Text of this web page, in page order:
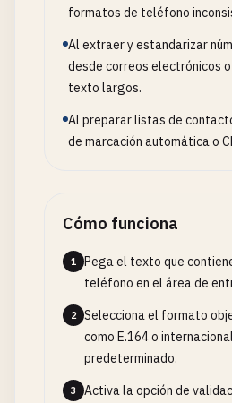
formatos de teléfono
Al extraer y estandarizar
desde correos electrónicos
texto largos.
Al preparar listas de
de marcación automática o
Cómo funciona
1
Pega el texto que
teléfono en el área de
2
Selecciona el formato
como E.164 o
predeterminado.
3
Activa la opción de